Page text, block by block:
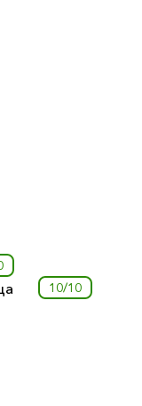
10/10